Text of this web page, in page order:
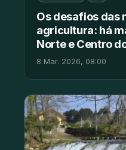
Os desafios das
agricultura: há
Norte e Centro
8 Mar. 2026, 08:00